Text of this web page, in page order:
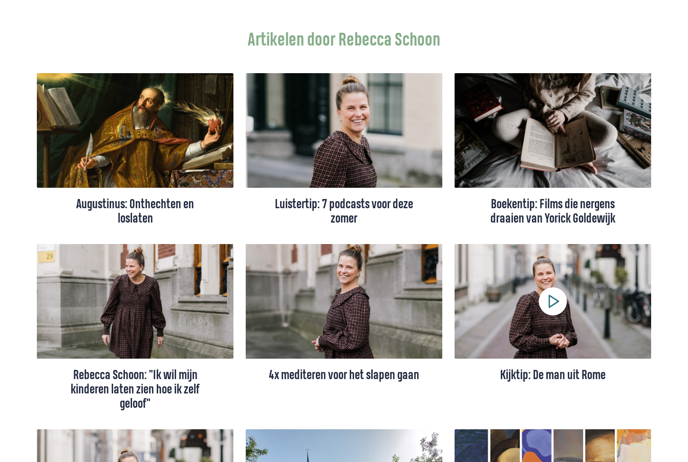
Artikelen door Rebecca Schoon
Augustinus: Onthechten en
loslaten
Zwemmen in de golven is de ultieme
manier om alles van binnen leeg te
maken, vindt Rebecca Schoon. Ze kijkt
naar kerkvader Augustinus die zinvolle
dingen schreef over onthechten en
loslaten.
Luistertip: 7 podcasts voor deze
zomer
Het maakt hardlopen voor haar
draaglijker en reizen minder saai.
Rebecca Schoon tipt haar 7 favoriete
podcasts.
Boekentip: Films die nergens
draaien van Yorick Goldewijk
De tranen stroomden Rebecca Schoon
over de wangen toen ze dit boek uit had.
De wereld zal er na het lezen een beetje
anders uitzien.
Rebecca Schoon: "Ik wil mijn
kinderen laten zien hoe ik zelf
geloof"
Hoe kun je nou je geloof overbrengen op
je kind als je zelf twijfelt? Ook als je wél
weet wat je gelooft, is het een grote
4x mediteren voor het slapen gaan
Heb jij ook wel eens last van niet in slaap
worden of onrustig slapen? Ik wel. Hier
Kijktip: De man uit Rome
Rebecca Schoon zag de film ‘De man uit
Rome’ en raakte ontroerd door de
verscheurdheid van de priester die een